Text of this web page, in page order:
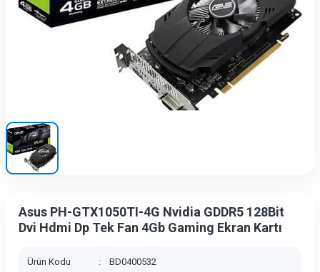
Asus PH-GTX1050TI-4G Nvidia GDDR5 128Bit
Dvi Hdmi Dp Tek Fan 4Gb Gaming Ekran Kartı
Ürün Kodu :
BD0400532